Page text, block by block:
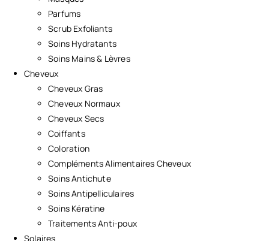
Parfums
Scrub Exfoliants
Soins Hydratants
Soins Mains & Lèvres
Cheveux
Cheveux Gras
Cheveux Normaux
Cheveux Secs
Coiffants
Coloration
Compléments Alimentaires Cheveux
Soins Antichute
Soins Antipelliculaires
Soins Kératine
Traitements Anti-poux
Solaires